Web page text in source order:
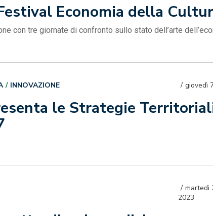
Economia della
con tre giornate di confronto sullo stato dell’arte
le Strategie
giovedì
INNOVAZIONE
martedì
2023